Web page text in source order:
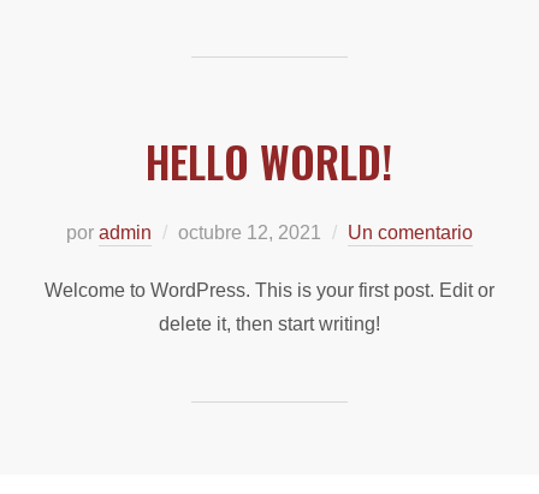
HELLO WORLD!
por admin octubre 12, 2021 Un comentario
Welcome to WordPress. This is your first post. Edit or
delete it, then start writing!